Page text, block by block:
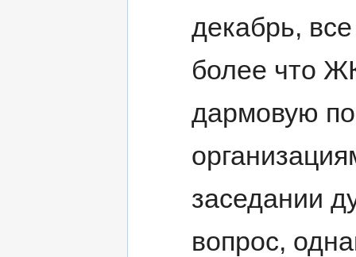
декабрь,
более что
дармовую
заседании
вопрос,